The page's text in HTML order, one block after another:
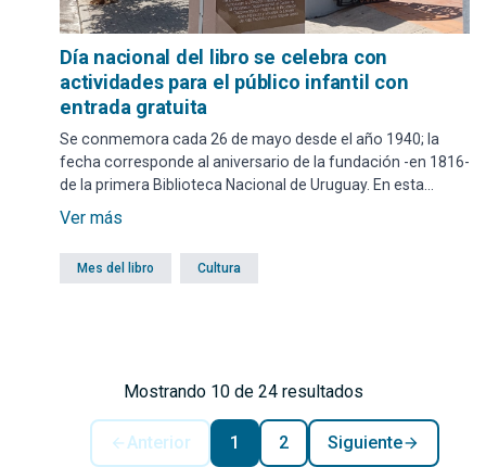
Día nacional del libro se celebra con
actividades para el público infantil con
entrada gratuita
Se conmemora cada 26 de mayo desde el año 1940; la
fecha corresponde al aniversario de la fundación -en 1816-
de la primera Biblioteca Nacional de Uruguay. En esta
oportunidad, se podrá asistir a dos propuestas de
ubica en la Casa de la Cultura de Maldonado.
Ver más
Mes del libro Cultura
Mostrando 10 de 24 resultados
Anterior 1 2 Siguiente